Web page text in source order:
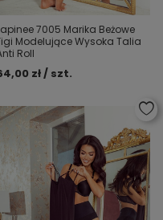
7005 Marika Beżowe
Modelujące Wysoka Talia
Roll
zł / szt.